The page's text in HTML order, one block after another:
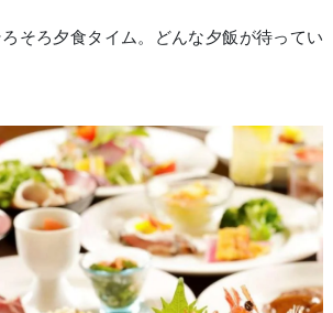
そろ夕食タイム。どんな夕飯が待ってい